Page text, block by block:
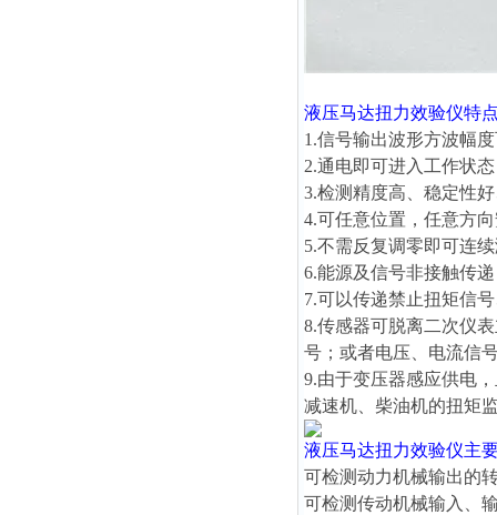
液压马达扭力效验仪特
1.信号输出波形方波幅
2.通电即可进入工作状
3.检测精度高、稳定性
4.可任意位置，任意方
5.不需反复调零即可连
6.能源及信号非接触传
7.可以传递禁止扭矩信
8.传感器可脱离二次仪
号；或者电压、电流信
9.由于变压器感应供电
减速机、柴油机的扭矩
液压马达扭力效验仪主
可检测动力机械输出的
可检测传动机械输入、